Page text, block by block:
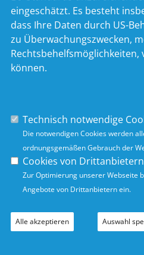
eingeschätzt. Es besteht
dass Ihre Daten durch US-
zu Überwachungszwecken,
können.
Technisch notwendige
Die notwendigen Cookies werden
ordnungsgemäßen Gebrauch der
Cookies von
Zur Optimierung unserer Webseite
Angebote von Drittanbietern ein.
Alle akzeptieren Auswahl